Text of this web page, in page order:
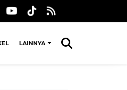
LAINNYA